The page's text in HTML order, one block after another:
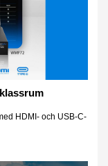
HDMI- och USB-C-